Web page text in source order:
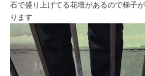
石で盛り上げてる花壇があるので梯子
ります